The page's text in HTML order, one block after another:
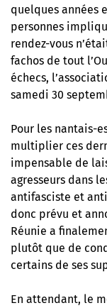
quelques années
personnes
rendez-vous
fachos de tout
échecs,
samedi 30
Pour les nantais-
multiplier ces
impensable de
agresseurs dans
antifasciste et
donc prévu et
Réunie a
plutôt que de
certains de ses
En attendant, le